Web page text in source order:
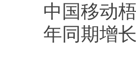
中国移动
年同期增